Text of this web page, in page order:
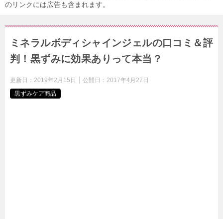
のリンクには広告も含まれます。
ミネラルボディシャインジェルの口コミ＆評
判！黒ずみに効果ありって本当？
更新日： 2019年2月15日 公開日： 2017年4月27日
黒ずみケア商品